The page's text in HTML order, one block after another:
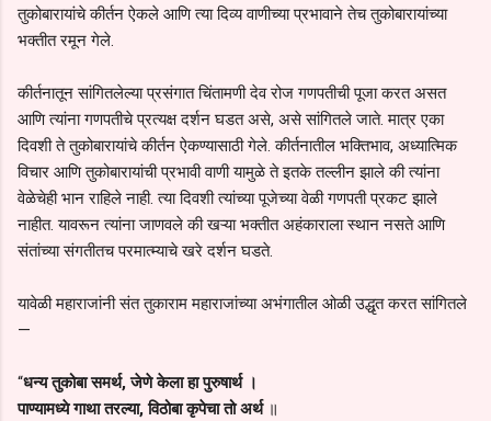
तुकोबारायांचे कीर्तन ऐकले आणि त्या दिव्य वाणीच्या प्रभावाने तेच तुकोबारायांच्या
भक्तीत रमून गेले.
कीर्तनातून सांगितलेल्या प्रसंगात चिंतामणी देव रोज गणपतीची पूजा करत असत
आणि त्यांना गणपतीचे प्रत्यक्ष दर्शन घडत असे, असे सांगितले जाते. मात्र एका
दिवशी ते तुकोबारायांचे कीर्तन ऐकण्यासाठी गेले. कीर्तनातील भक्तिभाव, अध्यात्मिक
विचार आणि तुकोबारायांची प्रभावी वाणी यामुळे ते इतके तल्लीन झाले की त्यांना
वेळेचेही भान राहिले नाही. त्या दिवशी त्यांच्या पूजेच्या वेळी गणपती प्रकट झाले
नाहीत. यावरून त्यांना जाणवले की खऱ्या भक्तीत अहंकाराला स्थान नसते आणि
संतांच्या संगतीतच परमात्म्याचे खरे दर्शन घडते.
यावेळी महाराजांनी संत तुकाराम महाराजांच्या अभंगातील ओळी उद्धृत करत सांगितले
—
“धन्य तुकोबा समर्थ, जेणे केला हा पुरुषार्थ ।
पाण्यामध्ये गाथा तरल्या, विठोबा कृपेचा तो अर्थ॥